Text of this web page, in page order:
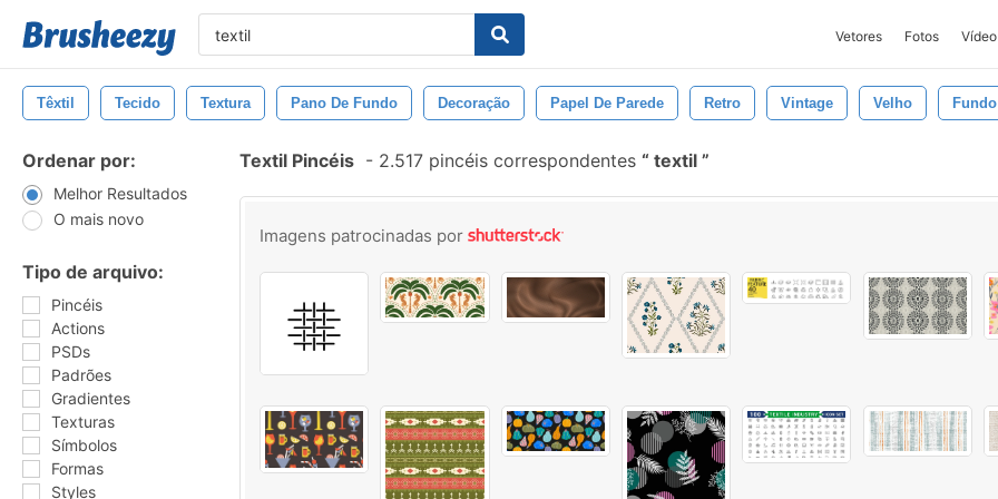
Vetores Fotos Vídeo
Têxtil Tecido Textura Pano De Fundo Decoração Papel De Parede Retro Vintage Velho Fundo
Ordenar por:
Melhor Resultados
O mais novo
Tipo de arquivo:
Pincéis
Actions
PSDs
Padrões
Gradientes
Texturas
Símbolos
Formas
Styles
Textil Pincéis - 2.517 pincéis correspondentes textil
Imagens patrocinadas por